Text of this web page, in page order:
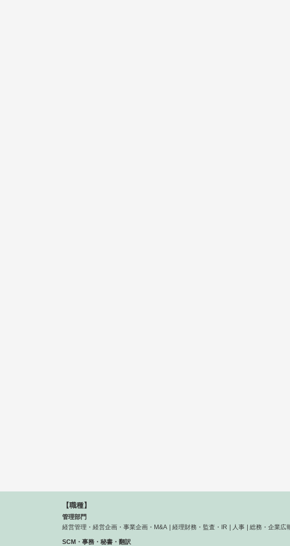
【職種】
管理部門
経営管理・経営企画・事業企画・M&A
経理財務・監査・IR 人事 総務・企業広
SCM・事務・秘書・翻訳